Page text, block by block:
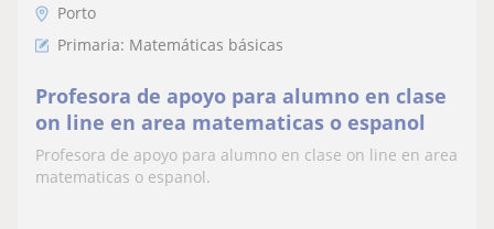
Porto
Primaria: Matemáticas básicas
Profesora de apoyo para alumno en clase
on line en area matematicas o espanol
Profesora de apoyo para alumno en clase on line en area
matematicas o espanol.